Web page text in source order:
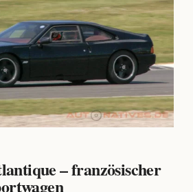
– französischer